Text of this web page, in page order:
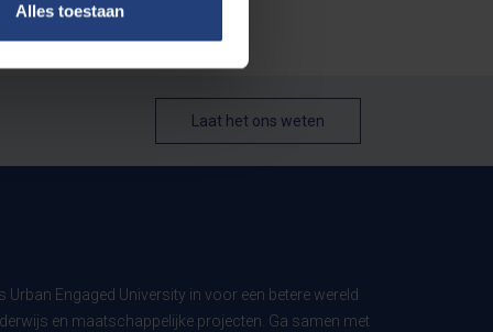
Alles toestaan
Laat het ons weten
Urban Engaged University in voor een betere wereld
en maatschappelijke projecten. Ga samen met